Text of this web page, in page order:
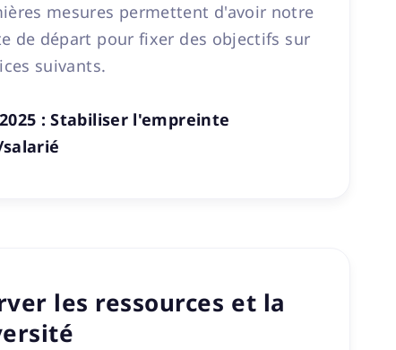
mesures permettent d'avoir notre
de départ pour fixer des objectifs sur
suivants.
: Stabiliser l'empreinte
les ressources et la